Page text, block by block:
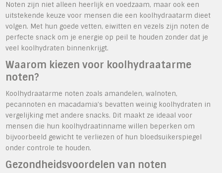
Noten zijn niet alleen heerlijk en voedzaam, maar ook een
uitstekende keuze voor mensen die een koolhydraatarm dieet
volgen. Met hun goede vetten, eiwitten en vezels zijn noten de
perfecte snack om je energie op peil te houden zonder dat je
veel koolhydraten binnenkrijgt.
Waarom kiezen voor koolhydraatarme
noten?
Koolhydraatarme noten zoals amandelen, walnoten,
pecannoten en macadamia’s bevatten weinig koolhydraten in
vergelijking met andere snacks. Dit maakt ze ideaal voor
mensen die hun koolhydraatinname willen beperken om
bijvoorbeeld gewicht te verliezen of hun bloedsuikerspiegel
onder controle te houden.
Gezondheidsvoordelen van noten